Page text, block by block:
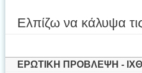
Ελπίζω να κάλυψα
ΕΡΩΤΙΚΗ ΠΡΟΒΛΕΨΗ -